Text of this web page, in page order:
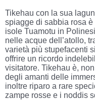
Tikehau con la sua
spiagge di sabbia rosa
isole Tuamotu in
nelle acque dell’atollo,
varietà più stupefacenti
offrire un ricordo
visitatore. Tikehau è,
degli amanti delle
inoltre riparo a rare
zampe rosse e i noddis